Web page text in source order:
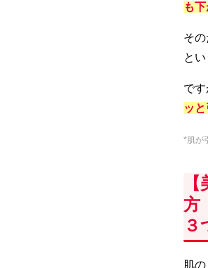
も
そ
と
で
ッ
*肌が
方
３
肌